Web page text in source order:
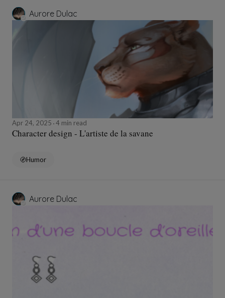
Aurore Dulac
Apr 24, 2025 4 min read
Character design - L'artiste de la savane
Humor
Aurore Dulac